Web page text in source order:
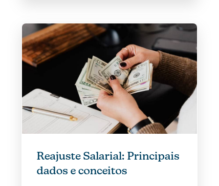
Reajuste Salarial: Principais
dados e conceitos